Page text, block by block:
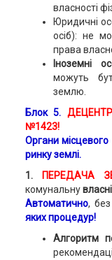
власності
Юридичні
осіб): не
права
Іноземні
можуть
землю.
Блок 5.
№1423!
Органи
ринку землі.
1.
ПЕРЕДАЧА
комунальну
Автоматично, без
яких процедур!
Алгоритм